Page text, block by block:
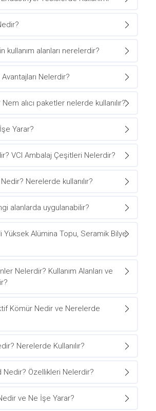
kullanım alanları nerelerdir?
Nelerdir?
alıcı paketler nelerde kullanılır?
Yarar?
VCI Ambalaj Çeşitleri Nelerdir?
Nerelerde kullanılır?
alanlarda uygulanabilir?
Yüksek Alümina Topu, Seramik Bilye
Nelerdir? Kullanım Alanları ve
Kömür Nedir ve Nerelerde
Nerelerde Kullanılır?
Nedir? Özellikleri Nelerdir?
ve Ne İşe Yarar?